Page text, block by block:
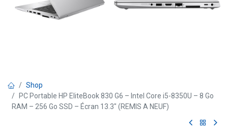
Shop
PC Portable HP EliteBook 830 G6 – Intel Core i5-8350U – 8 Go
RAM – 256 Go SSD – Écran 13.3" (REMIS A NEUF)